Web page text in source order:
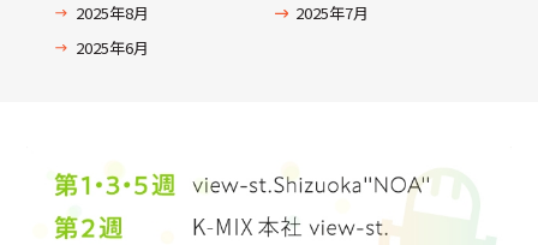
2025年8月
2025年7月
2025年6月